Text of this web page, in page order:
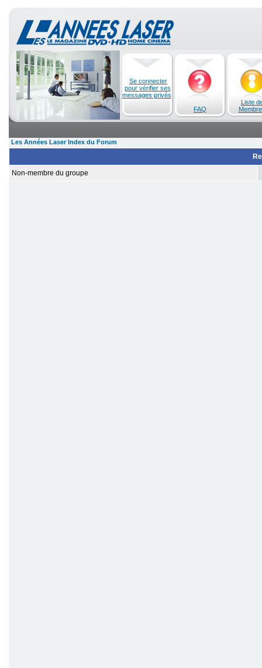
Se connecter
pour vérifier ses
messages privés
FAQ
Liste
Les Années Laser Index du Forum
Non-membre du groupe